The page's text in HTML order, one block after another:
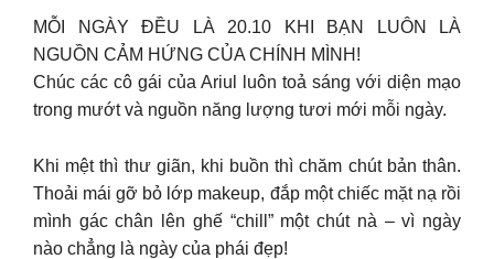
MỖI NGÀY ĐỀU LÀ 20.10 KHI BẠN LUÔN LÀ
NGUỒN CẢM HỨNG CỦA CHÍNH MÌNH!
Chúc các cô gái của Ariul luôn toả sáng với diện mạo
trong mướt và nguồn năng lượng tươi mới mỗi ngày.
Khi mệt thì thư giãn, khi buồn thì chăm chút bản thân.
Thoải mái gỡ bỏ lớp makeup, đắp một chiếc mặt nạ rồi
mình gác chân lên ghế “chill” một chút nà – vì ngày
nào chẳng là ngày của phái đẹp!